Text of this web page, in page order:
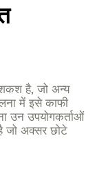
है, जो अन्य
में इसे काफी
उन उपयोगकर्ताओं
जो अक्सर छोटे